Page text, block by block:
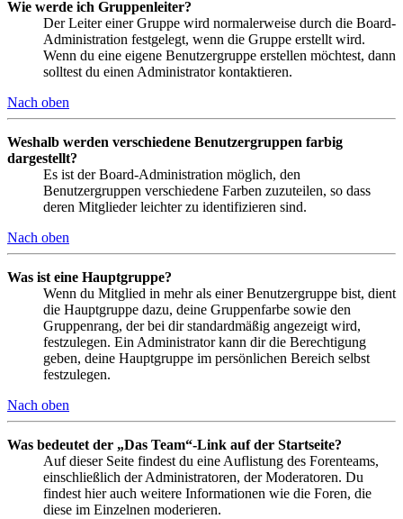
Wie werde ich Gruppenleiter?
Der Leiter einer Gruppe wird normalerweise durch die Board-
Administration festgelegt, wenn die Gruppe erstellt wird.
Wenn du eine eigene Benutzergruppe erstellen möchtest, dann
solltest du einen Administrator kontaktieren.
Nach oben
Weshalb werden verschiedene Benutzergruppen farbig
dargestellt?
Es ist der Board-Administration möglich, den
Benutzergruppen verschiedene Farben zuzuteilen, so dass
deren Mitglieder leichter zu identifizieren sind.
Nach oben
Was ist eine Hauptgruppe?
Wenn du Mitglied in mehr als einer Benutzergruppe bist, dient
die Hauptgruppe dazu, deine Gruppenfarbe sowie den
Gruppenrang, der bei dir standardmäßig angezeigt wird,
festzulegen. Ein Administrator kann dir die Berechtigung
geben, deine Hauptgruppe im persönlichen Bereich selbst
festzulegen.
Nach oben
Was bedeutet der „Das Team“-Link auf der Startseite?
Auf dieser Seite findest du eine Auflistung des Forenteams,
einschließlich der Administratoren, der Moderatoren. Du
findest hier auch weitere Informationen wie die Foren, die
diese im Einzelnen moderieren.